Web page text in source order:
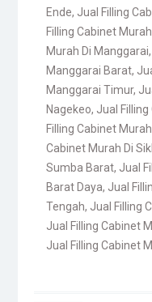
Ende, Jual Filling
Filling Cabinet
Murah Di Manggarai,
Manggarai Barat,
Manggarai Timur,
Nagekeo, Jual
Filling Cabinet
Cabinet Murah Di
Sumba Barat, Jual
Barat Daya, Jual
Tengah, Jual Filling
Jual Filling Cabinet
Jual Filling Cabinet